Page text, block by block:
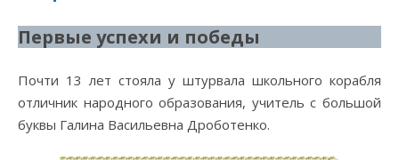
Первые успехи и победы
Почти 13 лет стояла у штурвала школьного корабля
отличник народного образования, учитель с большой
буквы Галина Васильевна Дроботенко.